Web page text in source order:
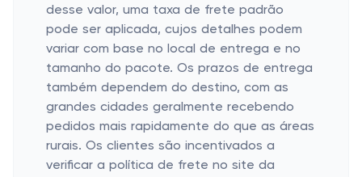
desse valor, uma taxa de frete padrão
pode ser aplicada, cujos detalhes podem
variar com base no local de entrega e no
tamanho do pacote. Os prazos de entrega
também dependem do destino, com as
grandes cidades geralmente recebendo
pedidos mais rapidamente do que as áreas
rurais. Os clientes são incentivados a
verificar a política de frete no site da